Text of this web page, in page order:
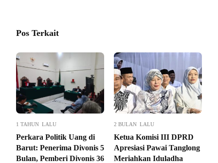
Pos Terkait
1 TAHUN LALU
Perkara Politik Uang di
Barut: Penerima Divonis 5
Bulan, Pemberi Divonis 36
2 BULAN LALU
Ketua Komisi III DPRD
Apresiasi Pawai Tanglong
Meriahkan Iduladha